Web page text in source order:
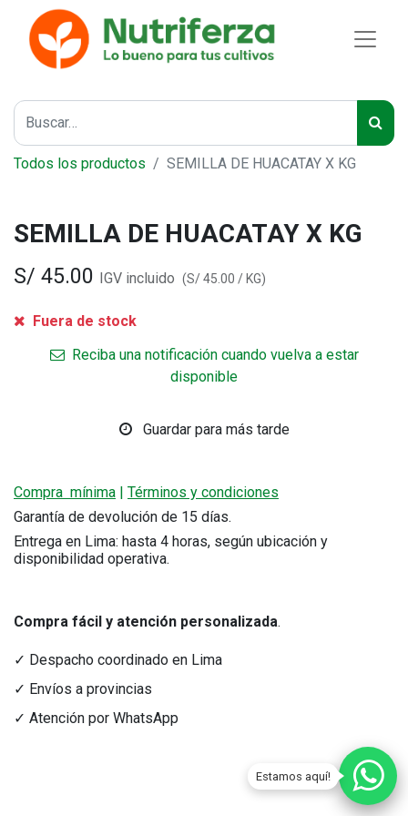
Estamos aquí!
Todos los productos SEMILLA DE HUACATAY X KG
SEMILLA DE HUACATAY X KG
S/ 45.00 IGV incluido (S/45.00 / KG)
Fuera de stock
Reciba una notificación cuando vuelva a estar
disponible
Guardar para más tarde
Compra mínima | Términos y condiciones
Garantía de devolución de 15 días.
Entrega en Lima: hasta 4 horas, según ubicación y
disponibilidad operativa.
Compra fácil y atención personalizada.
✓ Despacho coordinado en Lima
✓ Envíos a provincias
✓ Atención por WhatsApp